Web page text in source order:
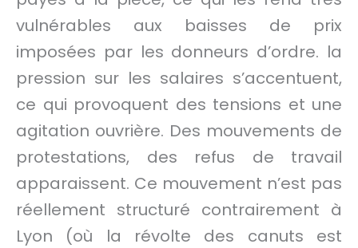
vulnérables aux baisses de prix
imposées par les donneurs d’ordre. la
pression sur les salaires s’accentuent,
ce qui provoquent des tensions et une
agitation ouvrière. Des mouvements de
protestations, des refus de travail
apparaissent. Ce mouvement n’est pas
réellement structuré contrairement à
Lyon (où la révolte des canuts est